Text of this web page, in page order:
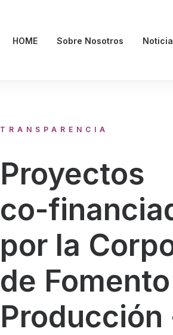
HOME Sobre Nosotros
TRANSPARENCIA
Proyectos
co-
por la
de
Producción